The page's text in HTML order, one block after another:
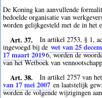
De Koning kan aanvullende
bedoelde organisatie van
worden gelijkgesteld met de in het
Art. 37.
In artikel 2753, § 1,
ingevoegd bij de wet van 25
17 maart 20196, worden de
van het Wetboek van
Art. 38. In artikel 2757 van
van 17 mei 2007 en laatstelijk
worden de volgende wijzigingen